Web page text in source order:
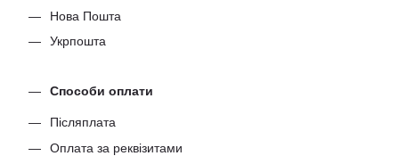
Нова Пошта
Укрпошта
Способи оплати
Післяплата
Оплата за реквізитами